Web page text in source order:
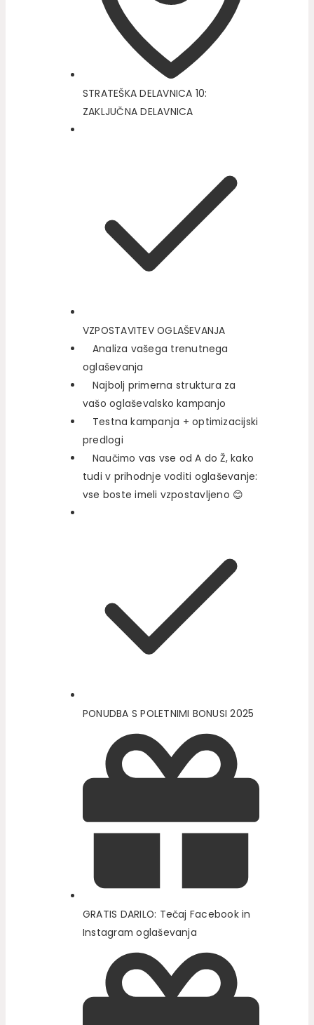
STRATEŠKA DELAVNICA 10:
ZAKLJUČNA DELAVNICA
VZPOSTAVITEV OGLAŠEVANJA
Analiza vašega trenutnega
oglaševanja
Najbolj primerna struktura za
vašo oglaševalsko kampanjo
Testna kampanja + optimizacijski
predlogi
Naučimo vas vse od A do Ž, kako
tudi v prihodnje voditi oglaševanje:
vse boste imeli vzpostavljeno 😊
PONUDBA S POLETNIMI BONUSI 2025
GRATIS DARILO: Tečaj Facebook in
Instagram oglaševanja